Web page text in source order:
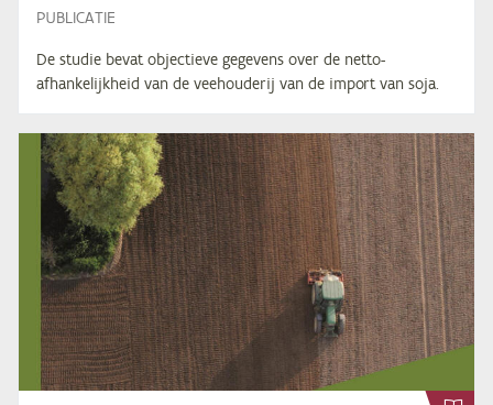
PUBLICATIE
De studie bevat objectieve gegevens over de netto-
afhankelijkheid van de veehouderij van de import van soja.